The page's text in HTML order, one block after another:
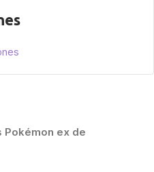
Pokémon ex de